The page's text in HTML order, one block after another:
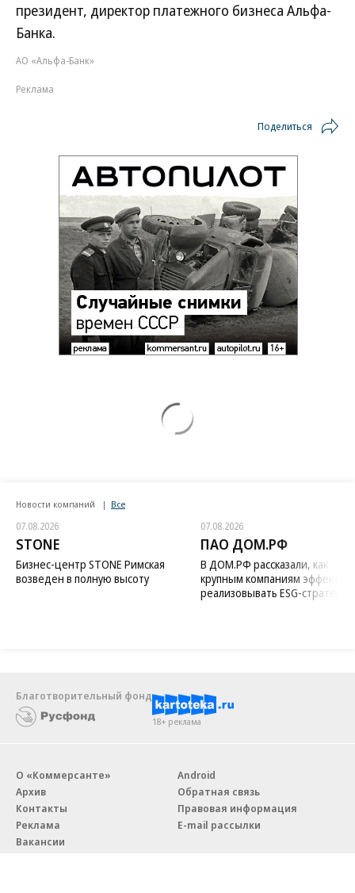
президент, директор платежного бизнеса Альфа-
Банка.
АО «Альфа-Банк»
Реклама
Поделиться
Новости компаний Все
07.08.2026
STONE
Бизнес-центр STONE Римская
возведен в полную высоту
07.08.2026
ПАО ДОМ.РФ
В ДОМ.РФ рассказали, как
крупным компаниям
реализовывать ESG-стратегию
Благотворительный фонд
18+ реклама
О «Коммерсанте»
Архив
Контакты
Реклама
Вакансии
Android
Обратная связь
Правовая информация
E-mail рассылки